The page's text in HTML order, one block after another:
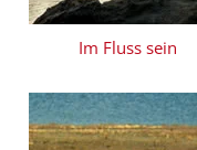
Im Fluss sein